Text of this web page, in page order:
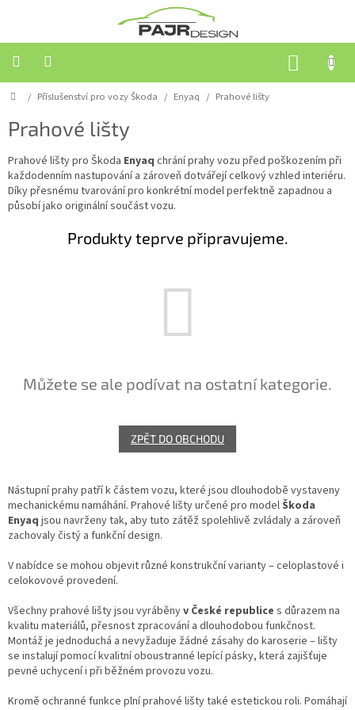
Příslušenství
vozy
Škoda
Příslušenství
pro
ostatní
značky
nás
Domů
/ Příslušenství pro vozy Škoda / Enyaq / Prahové lišty
Prahové lišty
Prahové lišty pro Škoda Enyaq chrání prahy vozu před poškozením při
každodenním nastupování a zároveň dotvářejí celkový vzhled interiéru.
Díky přesnému tvarování pro konkrétní model perfektně zapadnou a
působí jako originální součást vozu.
Produkty teprve připravujeme.
Můžete se ale podívat na ostatní kategorie.
ZPĚT DO OBCHODU
Nástupní prahy patří k částem vozu, které jsou dlouhodobě vystaveny
mechanickému namáhání. Prahové lišty určené pro modelŠkoda
Enyaq jsou navrženy tak, aby tuto zátěž spolehlivě zvládaly a zároveň
zachovaly čistý a funkční design.
V nabídce se mohou objevit různé konstrukční varianty – celoplastové i
celokovové provedení.
Všechny prahové lišty jsou vyráběnyv České republice s důrazem na
kvalitu materiálů, přesnost zpracování a dlouhodobou funkčnost.
Montáž je jednoduchá a nevyžaduje žádné zásahy do karoserie – lišty
se instalují pomocí kvalitní oboustranné lepící pásky, která zajišťuje
pevné uchycení i při běžném provozu vozu.
Kromě ochranné funkce plní prahové lišty také estetickou roli. Pomáhají